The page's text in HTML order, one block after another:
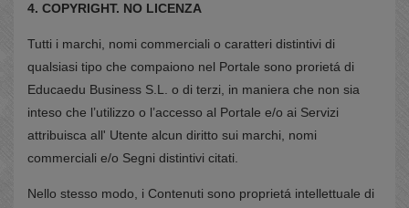
4. COPYRIGHT. NO LICENZA
Tutti i marchi, nomi commerciali o caratteri distintivi di
qualsiasi tipo che compaiono nel Portale sono prorietá di
Educaedu Business S.L. o di terzi, in maniera che non sia
inteso che l’utilizzo o l’accesso al Portale e/o ai Servizi
attribuisca all' Utente alcun diritto sui marchi, nomi
commerciali e/o Segni distintivi citati.
Nello stesso modo, i Contenuti sono proprietá intellettuale di